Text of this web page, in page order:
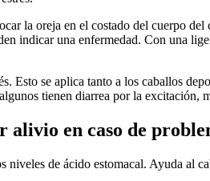
la oreja en el costado del cuerpo
indicar una enfermedad. Con una
Esto se aplica tanto a los caballos
tienen diarrea por la excitación,
alivio en caso de
niveles de ácido estomacal. Ayuda al